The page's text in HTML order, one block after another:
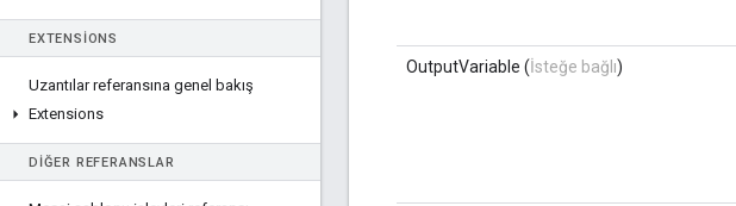
EXTENSIONS
Uzantılar referansına genel bakış
Extensions
DIĞER REFERANSLAR
OutputVariable (İsteğe bağlı)